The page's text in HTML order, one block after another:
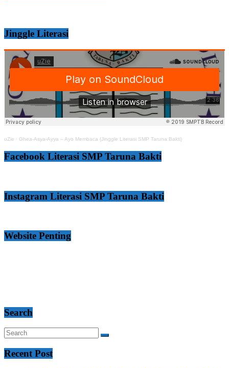
Jinggle Literasi
uZie · Ghea-Asya-Ayya – Ayo Membaca (Jinggle Literasi SMP Taruna Bakti)
Facebook Literasi SMP Taruna Bakti
Instagram Literasi SMP Taruna Bakti
Website Penting
Search
Recent Post